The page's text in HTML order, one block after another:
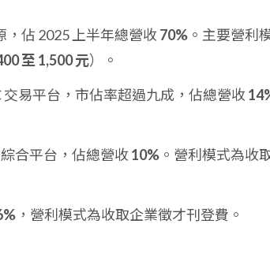
，佔 2025 上半年總營收70% 。主要營利
至 1,500 元）。
交易平台，市佔率超過九成，佔總營收
合平台，佔總營收10% 。營利模式為收
，營利模式為收取企業徵才刊登費。